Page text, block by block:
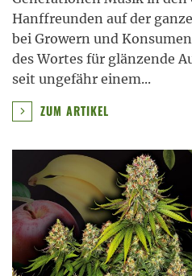
Hanffreunden auf der
bei Growern und
des Wortes für glänzende
seit ungefähr einem...
ZUM ARTIKEL